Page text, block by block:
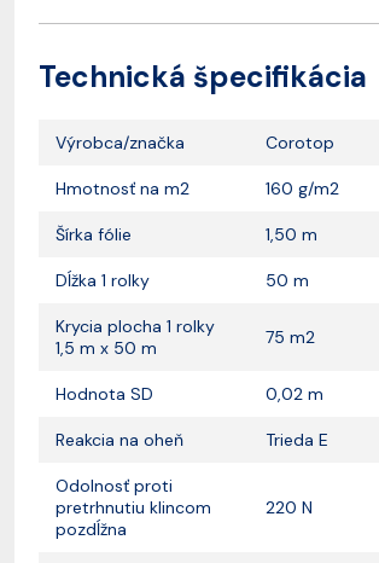
Technická špecifikácia
Výrobca/značka Corotop
Hmotnosť na m2 160 g/m2
Šírka fólie 1,50 m
Dĺžka 1 rolky 50 m
Krycia plocha 1 rolky
1,5 m x 50 m
75 m2
Hodnota SD 0,02 m
Reakcia na oheň Trieda E
Odolnosť proti
pretrhnutiu klincom
pozdĺžna
220 N